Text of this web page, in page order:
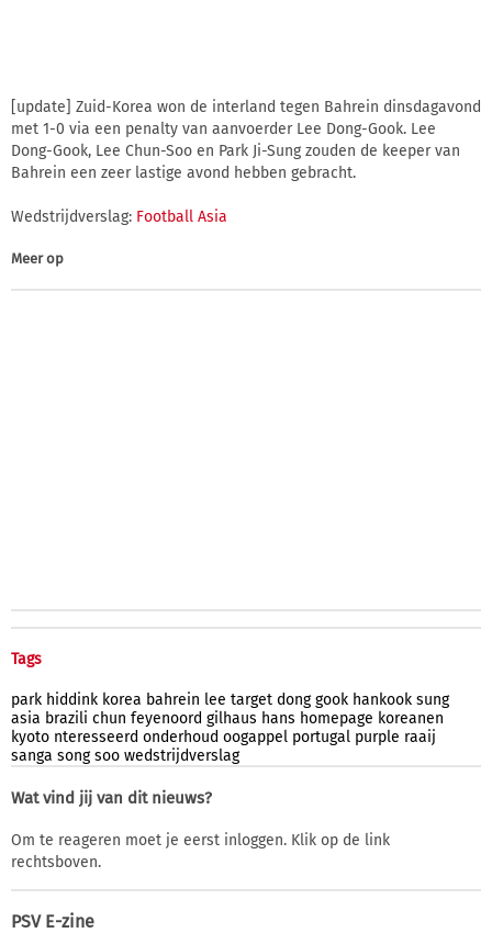
[update] Zuid-Korea won de interland tegen Bahrein dinsdagavond
met 1-0 via een penalty van aanvoerder Lee Dong-Gook. Lee
Dong-Gook, Lee Chun-Soo en Park Ji-Sung zouden de keeper van
Bahrein een zeer lastige avond hebben gebracht.
Wedstrijdverslag: Football Asia
Meer op
Tags
park hiddink korea bahrein lee target dong gook hankook sung
asia brazili chun feyenoord gilhaus hans homepage koreanen
kyoto nteresseerd onderhoud oogappel portugal purple raaij
sanga song soo wedstrijdverslag
Wat vind jij van dit nieuws?
Om te reageren moet je eerst inloggen. Klik op de link
rechtsboven.
PSV E-zine